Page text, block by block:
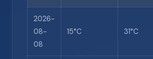
2026-
08-
08
15°C 31°C